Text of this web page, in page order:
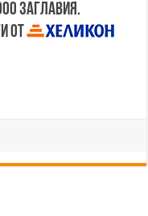
заглавия.
от